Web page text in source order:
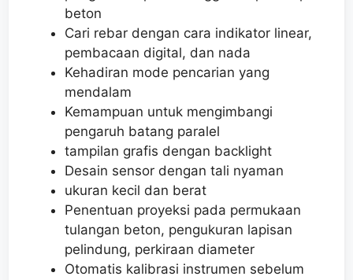
beton
Cari rebar dengan cara indikator linear,
pembacaan digital, dan nada
Kehadiran mode pencarian yang
mendalam
Kemampuan untuk mengimbangi
pengaruh batang paralel
tampilan grafis dengan backlight
Desain sensor dengan tali nyaman
ukuran kecil dan berat
Penentuan proyeksi pada permukaan
tulangan beton, pengukuran lapisan
pelindung, perkiraan diameter
Otomatis kalibrasi instrumen sebelum